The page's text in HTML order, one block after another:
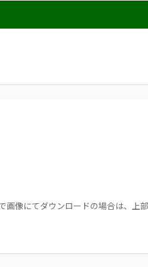
像にてダウンロードの場合は、上